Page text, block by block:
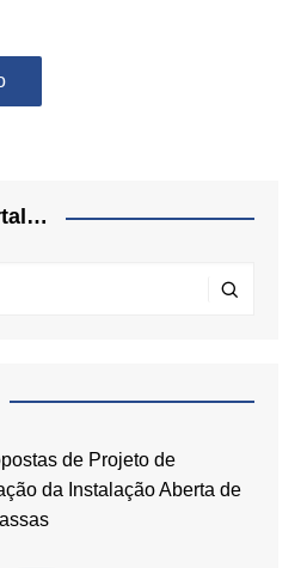
de Projeto de
da Instalação Aberta de